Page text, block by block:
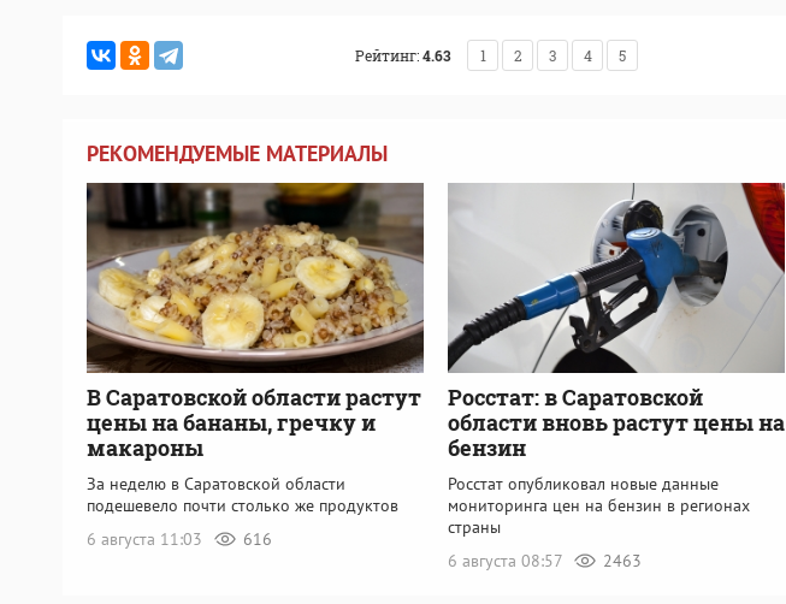
Рейтинг:4.63 1 2 3 4 5
РЕКОМЕНДУЕМЫЕ МАТЕРИАЛЫ
В Саратовской области растут
цены на бананы, гречку и
макароны
За неделю в Саратовской области
подешевело почти столько же продуктов
6 августа 11:03
616
Росстат: в Саратовской
области вновь растут цены на
бензин
Росстат опубликовал новые данные
мониторинга цен на бензин в регионах
страны
6 августа 08:57
2463